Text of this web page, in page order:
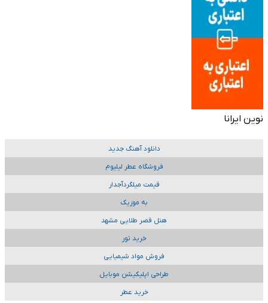
نوین ایرانا
دانلود آهنگ جدید
فروشگاه عطر لیلیوم
قیمت میلگردآجدار
به موزیک
هتل قصر طلایی مشهد
خرید تور
فروش مواد شیمیایی
طراحی اپلیکیشن موبایل
خرید عطر